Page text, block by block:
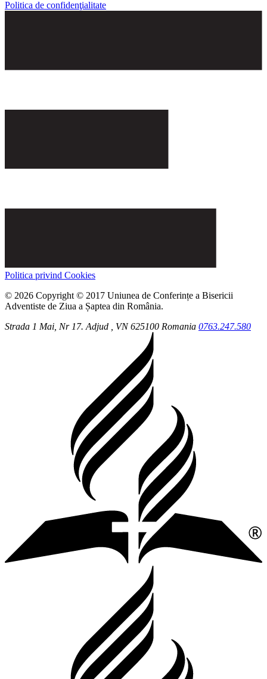
Politica de confidenţialitate
Politica privind Cookies
© 2026 Copyright © 2017 Uniunea de Conferințe a Bisericii
Adventiste de Ziua a Șaptea din România.
Strada 1 Mai, Nr 17.Adjud , VN 625100 Romania 0763.247.580